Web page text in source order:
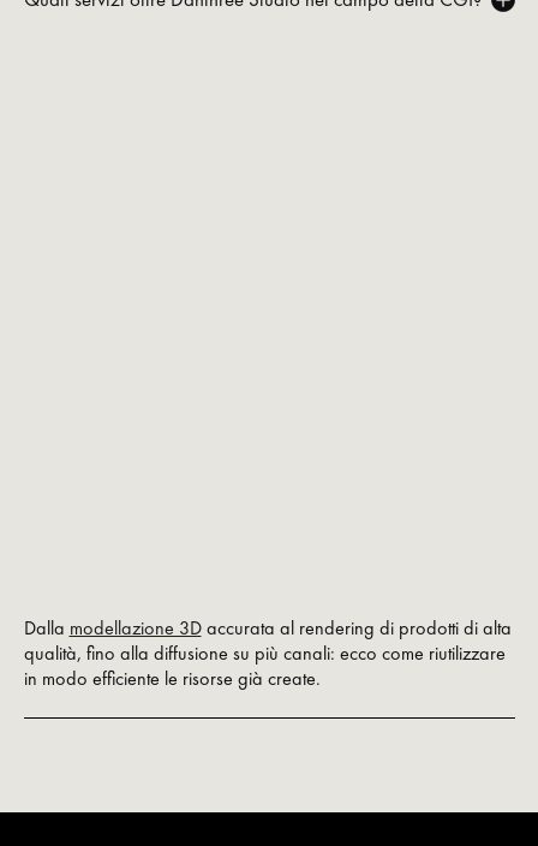
Dalla modellazione 3Daccurata al rendering di prodotti di alta
qualità, fino alla diffusione su più canali: ecco come riutilizzare
in modo efficiente le risorse già create.